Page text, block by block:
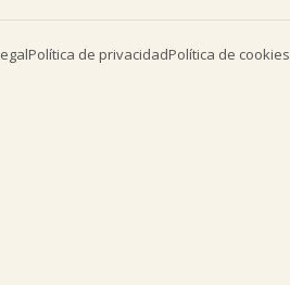
Política de privacidadPolítica de cookies